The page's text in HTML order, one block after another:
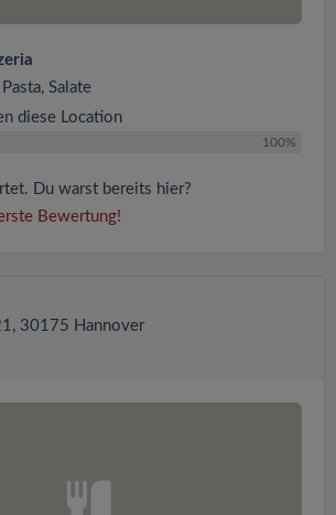
Salate
diese Location
100%
Du warst bereits hier?
Bewertung!
30175 Hannover